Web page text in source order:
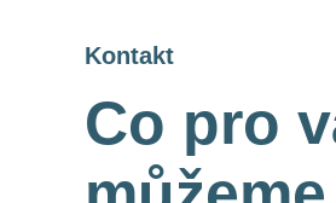
Kontakt
Co pro